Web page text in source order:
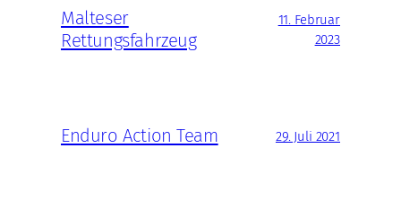
Malteser
Rettungsfahrzeug
11. Februar
2023
Enduro Action Team 29. Juli 2021